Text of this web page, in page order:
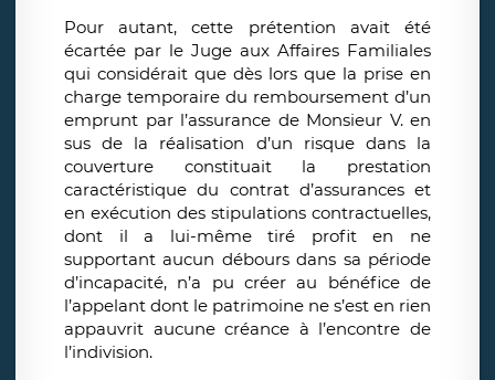
Pour autant, cette prétention avait été
écartée par le Juge aux Affaires Familiales
qui considérait que dès lors que la prise en
charge temporaire du remboursement d’un
emprunt par l’assurance de Monsieur V. en
sus de la réalisation d’un risque dans la
couverture constituait la prestation
caractéristique du contrat d’assurances et
en exécution des stipulations contractuelles,
dont il a lui-même tiré profit en ne
supportant aucun débours dans sa période
d’incapacité, n’a pu créer au bénéfice de
l’appelant dont le patrimoine ne s’est en rien
appauvrit aucune créance à l’encontre de
l’indivision.